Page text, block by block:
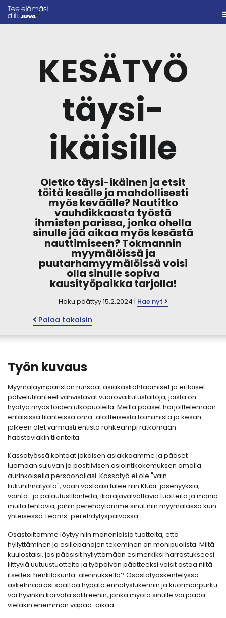
KESÄTYÖ
täysi-
ikäisille
Oletko täysi-ikäinen ja etsit
töitä kesälle ja mahdollisesti
myös keväälle? Nautitko
vauhdikkaasta työstä
ihmisten parissa, jonka ohella
sinulle jää aikaa myös kesästä
nauttimiseen? Tokmannin
myymälöissä ja
puutarhamyymälöissä voisi
olla sinulle sopiva
kausityöpaikka tarjolla!
Haku päättyy 15.2.2024 | Hae nyt
Palaa takaisin
Työn kuvaus
Myymäläympäristön runsaat asiakaskohtaamiset ja erilaiset
palvelutilanteet vahvistavat vuorovaikutustaitoja, joista on
hyötyä myös töiden ulkopuolella. Meillä pääset harjoittelemaan
erilaisissa tilanteissa oma-aloitteisesta toimimista ja kesän
jälkeen olet varmasti entistä rohkeampi ratkomaan
haastaviakin tilanteita.
Kassatyössä kohtaat jokaisen asiakkaamme ja pääset
luomaan sujuvan ja positiivisen asiointikokemuksen omalla
aurinkoisella persoonallasi. Kassatyö ei ole "vain
liukuhihnatyötä", vaan vastaasi tulee niin Klubi-jäsenyyksiä,
vaihto- ja palautustilanteita, ikärajavalvottavia tuotteita ja monia
muita tehtäviä, joihin perehdytämme sinut niin myymälässä kuin
yhteisessä Teams-perehdytyspäivässä.
Osastoiltamme löytyy niin monenlaisia tuotteita, että
hyllyttäminen ja esillepanojen tekeminen on monipuolista. Miltä
kuulostaisi, jos pääsisit hyllyttämään esimerkiksi harrastukseesi
liittyviä uutuustuotteita ja työpäivän päätteeksi voisit ostaa niitä
itsellesi henkilökunta-alennuksella? Osastotyöskentelyssä
askelmääräsi saattaa hypätä ennätyslukemiin ja kuormanpurku
voi hyvinkin korvata salitreenin, jonka myötä sinulle voi jäädä
vieläkin enemmän vapaa-aikaa.